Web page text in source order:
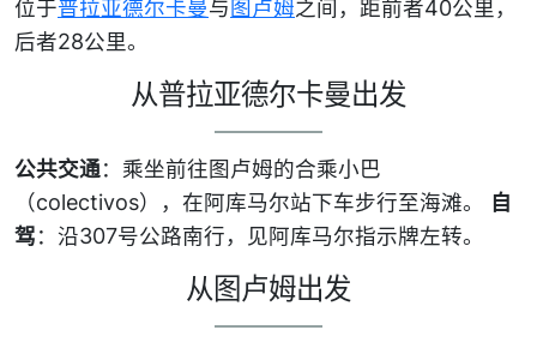
位于普拉亚德尔卡曼与 图卢姆之间，距前者40公里，
后者28公里。
从普拉亚德尔卡曼出发
公共交通：乘坐前往图卢姆的合乘小巴
（colectivos），在阿库马尔站下车步行至海滩。 自
驾：沿307号公路南行，见阿库马尔指示牌左转。
从图卢姆出发